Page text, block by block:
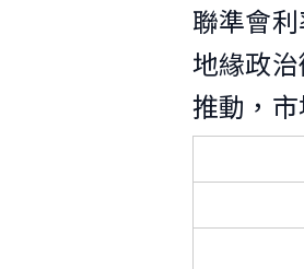
聯準會
地緣政
推動，